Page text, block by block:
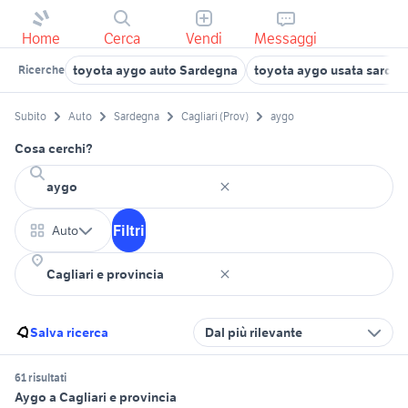
Home Cerca Vendi Messaggi
Ricerche toyota aygo auto Sardegna toyota aygo usata
Subito Auto Sardegna Cagliari (Prov) aygo
Cosa cerchi?
Auto Filtri
Salva ricerca Dal più rilevante
61 risultati
Aygo a Cagliari e provincia